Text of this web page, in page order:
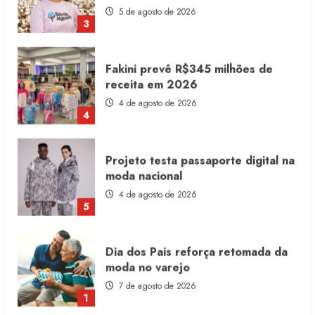
3
5 de agosto de 2026
4
Fakini prevê R$345 milhões de
receita em 2026
4 de agosto de 2026
5
Projeto testa passaporte digital na
moda nacional
4 de agosto de 2026
1
Dia dos Pais reforça retomada da
moda no varejo
7 de agosto de 2026